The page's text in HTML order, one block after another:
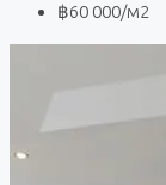
฿60 000/м2